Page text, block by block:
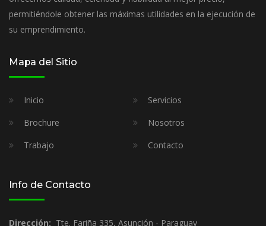
permitiéndole obtener las máximas utilidades en la ejecución de
su emprendimiento.
Mapa del Sitio
Inicio
Servicios
Brochure
Nosotros
Trabajo
Contacto
Info de Contacto
Dirección: Tte. Fariña 335, Asunción - Paraguay